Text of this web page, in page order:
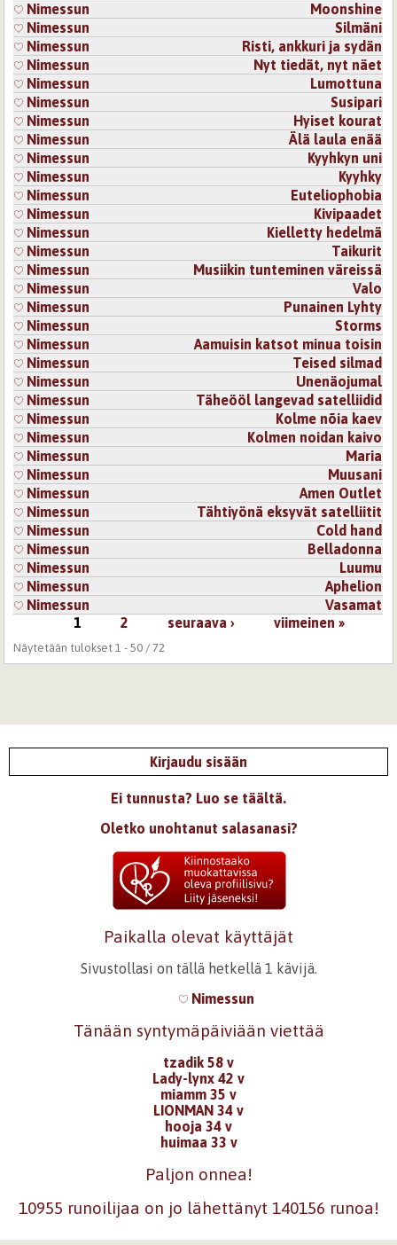
Nimessun
Moonshine
Nimessun
Silmäni
Nimessun
Risti, ankkuri ja sydän
Nimessun
Nyt tiedät, nyt näet
Nimessun
Lumottuna
Nimessun
Susipari
Nimessun
Hyiset kourat
Nimessun
Älä laula enää
Nimessun
Kyyhkyn uni
Nimessun
Kyyhky
Nimessun
Euteliophobia
Nimessun
Kivipaadet
Nimessun
Kielletty hedelmä
Nimessun
Taikurit
Nimessun
Musiikin tunteminen väreissä
Nimessun
Valo
Nimessun
Punainen Lyhty
Nimessun
Storms
Nimessun
Aamuisin katsot minua toisin
Nimessun
Teised silmad
Nimessun
Unenäojumal
Nimessun
Täheööl langevad satelliidid
Nimessun
Kolme nõia kaev
Nimessun
Kolmen noidan kaivo
Nimessun
Maria
Nimessun
Muusani
Nimessun
Amen Outlet
Nimessun
Tähtiyönä eksyvät satelliitit
Nimessun
Cold hand
Nimessun
Belladonna
Nimessun
Luumu
Nimessun
Aphelion
Nimessun
Vasamat
1 2 seuraava › viimeinen »
Näytetään tulokset 1 - 50 / 72
Kirjaudu sisään
Ei tunnusta? Luo se täältä.
Oletko unohtanut salasanasi?
Paikalla olevat käyttäjät
Sivustollasi on tällä hetkellä 1 kävijä.
Nimessun
Tänään syntymäpäiviään viettää
tzadik 58 v
Lady-lynx 42 v
miamm 35 v
LIONMAN 34 v
hooja 34 v
huimaa 33 v
Paljon onnea!
10955 runoilijaa on jo lähettänyt 140156 runoa!